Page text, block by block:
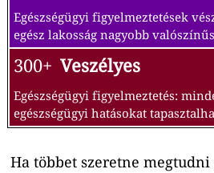
Egészségügyi figyelmeztetések
egész lakosság nagyobb
300+ Veszélyes
Egészségügyi figyelmeztetés:
egészségügyi hatásokat
Ha többet szeretne